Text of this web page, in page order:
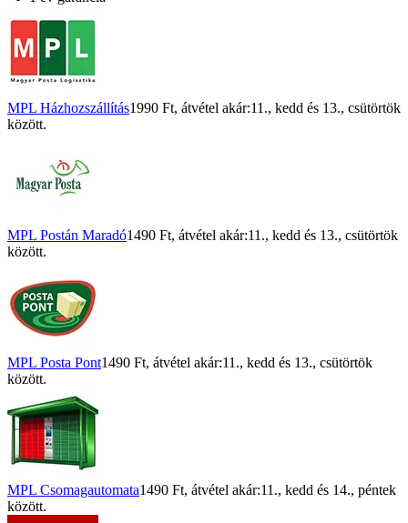
MPL Házhozszállítás1990 Ft, átvétel akár:11., kedd és 13., csütörtök
között.
MPL Postán Maradó1490 Ft, átvétel akár:11., kedd és 13., csütörtök
között.
MPL Posta Pont1490 Ft, átvétel akár:11., kedd és 13., csütörtök
között.
MPL Csomagautomata1490 Ft, átvétel akár:11., kedd és 14., péntek
között.